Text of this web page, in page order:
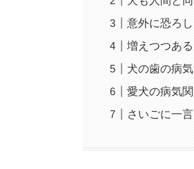
意外に恐ろ
増えつつあ
犬の歯の病気
愛犬の病気
さいごに一言